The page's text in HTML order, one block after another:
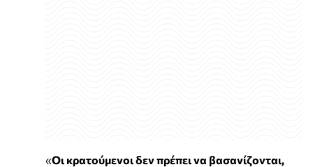
«Οι κρατούμενοι δεν πρέπει να βασανίζονται,